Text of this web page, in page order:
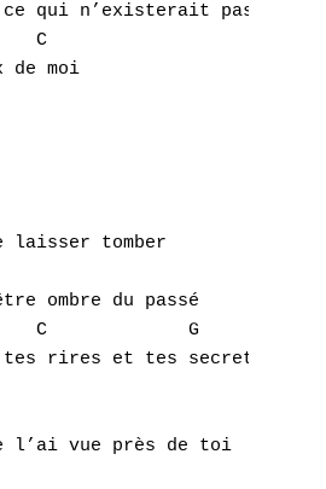
qui n’existerait pas
C
de moi
laisser tomber
ombre du passé
C             G
rires et tes secrets
l’ai vue près de toi
L
P
Q
R
T